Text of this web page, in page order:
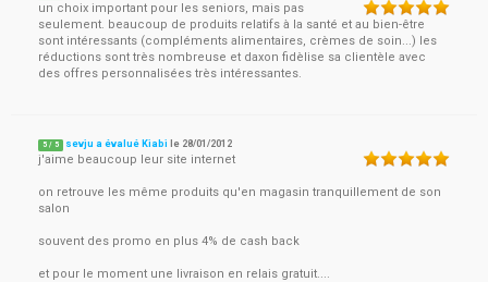
un choix important pour les seniors, mais pas
seulement. beaucoup de produits relatifs à la santé et au bien-être
sont intéressants (compléments alimentaires, crèmes de soin...) les
réductions sont très nombreuse et daxon fidèlise sa clientèle avec
des offres personnalisées très intéressantes.
5 / 5 sevju a évalué Kiabi le 28/01/2012
j'aime beaucoup leur site internet
on retrouve les même produits qu'en magasin tranquillement de son
salon
souvent des promo en plus 4% de cash back
et pour le moment une livraison en relais gratuit....